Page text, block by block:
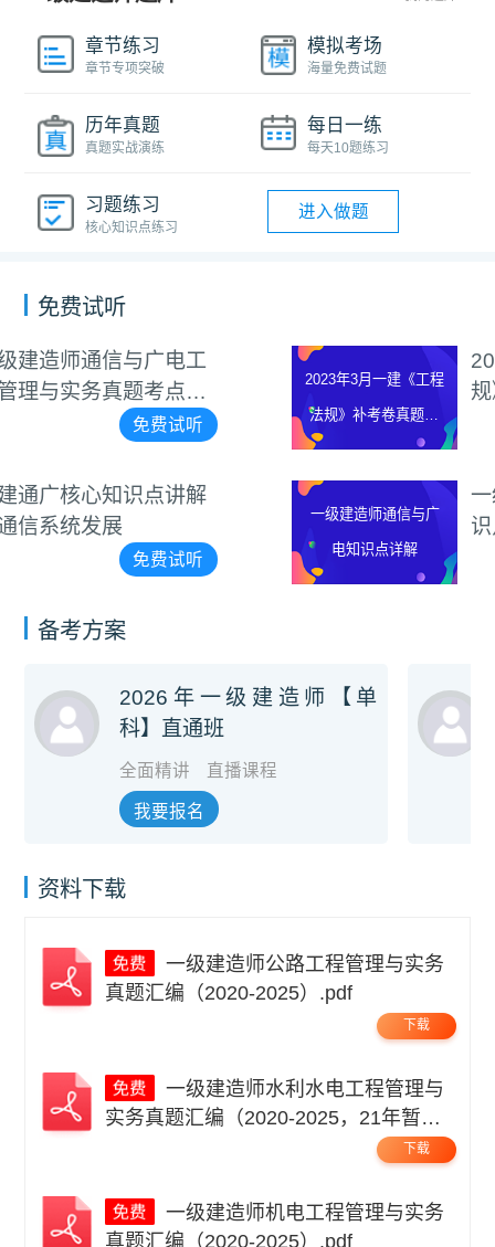
章节练习
章节专项突破
模拟考场
海量免费试题
历年真题
真题实战演练
每日一练
每天10题练习
习题练习
核心知识点练习
进入做题
免费试听
2023年3月一建《工程
法规》补考卷真题解
2023年3月一建《工程法
规》补考卷真题解析视频
免费试听
一级建造师通信与广
电知识点详解
一级建造师通信与广电知
识点详解
免费试听
备考方案
2026年一级建造师【单
科】直通班
全面精讲 直播课程
我要报名
资料下载
一级建造师公路工程管理与实务
真题汇编（2020-2025）.pdf
下载
一级建造师水利水电工程管理与
实务真题汇编（2020-2025，21年暂
下载
一级建造师机电工程管理与实务
真题汇编（2020-2025）.pdf